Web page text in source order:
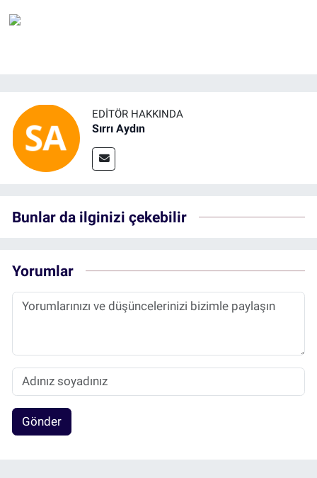
EDITÖR HAKKINDA
Sırrı Aydın
Bunlar da ilginizi çekebilir
Yorumlar
Gönder